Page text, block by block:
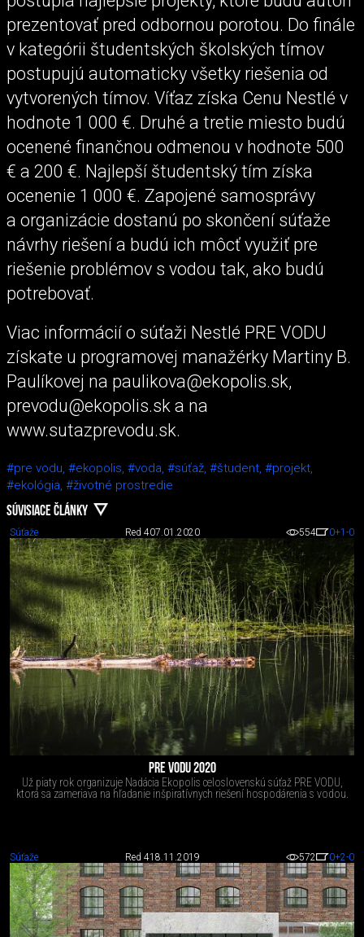
prezentovať pred odbornou porotou. Do finále
v kategórii študentských školských tímov
postupujú automaticky všetky riešenia od
vytvorených tímov. Víťaz získa Cenu Nestlé v
hodnote 1 000 €. Druhé a tretie miesto budú
ocenené finančnou odmenou v hodnote 500
€ a 200 €. Najlepší študentský tím získa
ocenenie 1 000 €. Zapojené samosprávy
a organizácie dostanú po skončení súťaže
návrhy riešení a budú ich môcť využiť pre
riešenie problémov s vodou tak, ako budú
potrebovať.
Viac informácií o súťaži Nestlé PRE VODU
získate u programovej manažérky Martiny B.
Paulíkovej na paulikova@ekopolis.sk,
prevodu@ekopolis.sk a na
www.sutazprevodu.sk.
#pre vodu, #ekopolis, #voda, #súťaž, #študent, #projekt,
#ekológia, #životné prostredie
SÚVISIACE ČLÁNKY
Súťaže Red 407.01.2020 554 0+1 -0
PRE VODU 2020
Už piaty rok organizuje Nadácia Ekopolis celoslovenskú súťaž PRE VODU,
ktorá sa zameriava na hľadanie inšpiratívnych riešení hospodárenia s vodou.
Súťaže Red 418.11.2019 572 0+2-0